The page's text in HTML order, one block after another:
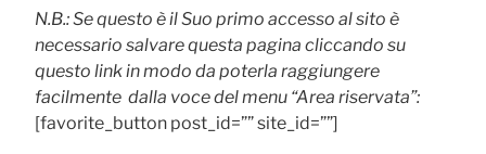
N.B.: Se questo è il Suo primo accesso al sito è
necessario salvare questa pagina cliccando su
questo link in modo da poterla raggiungere
facilmente dalla voce del menu “Area riservata”:
[favorite_button post_id=”” site_id=””]